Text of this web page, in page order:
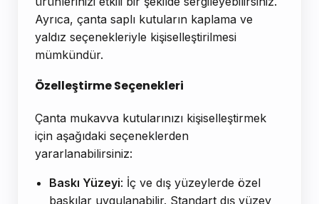
Ayrıca, çanta saplı kutuların kaplama ve
yaldız seçenekleriyle kişiselleştirilmesi
mümkündür.
Özelleştirme Seçenekleri
Çanta mukavva kutularınızı kişiselleştirmek
için aşağıdaki seçeneklerden
yararlanabilirsiniz:
Baskı Yüzeyi: İç ve dış yüzeylerde özel
baskılar uygulanabilir. Standart dış yüzey